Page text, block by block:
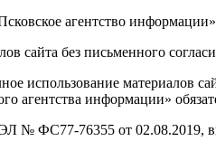
агентство
сайта без письменного
использование материалов
агентства информации»
№ ФС77-76355 от 02.08.2019,